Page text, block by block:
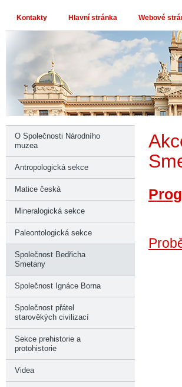
Kontakty Hlavní stránka Webové
O Společnosti Národního
muzea
Antropologická sekce
Matice česká
Mineralogická sekce
Paleontologická sekce
Společnost Bedřicha
Smetany
Společnost Ignáce Borna
Společnost přátel
starověkých civilizací
Sekce prehistorie a
protohistorie
Videa